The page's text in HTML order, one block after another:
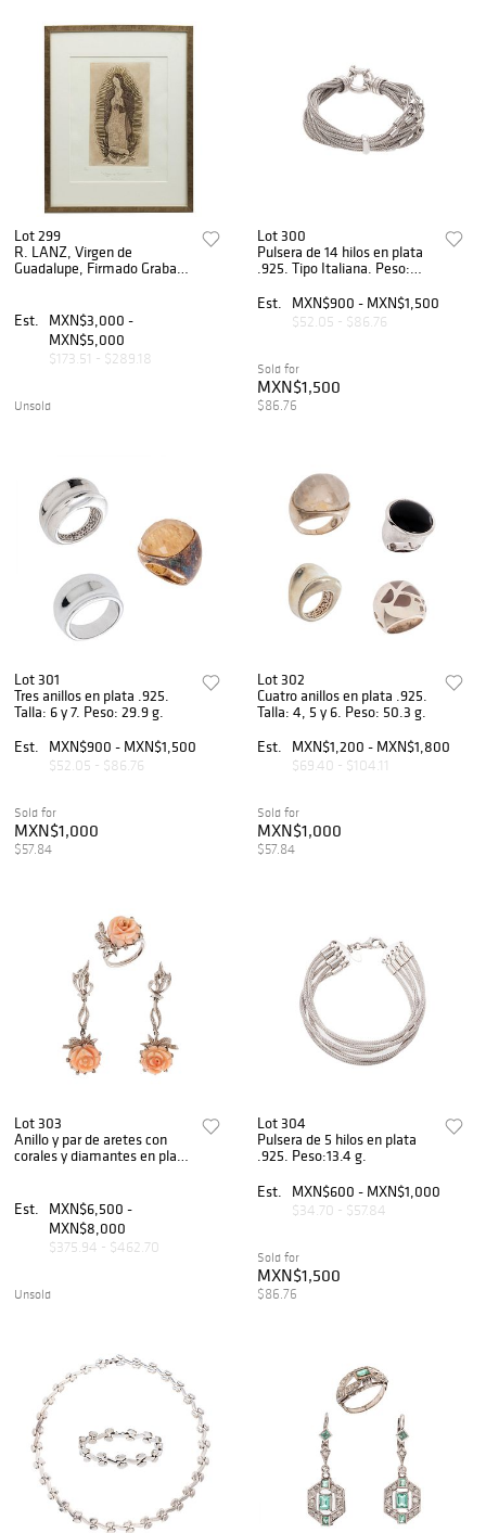
Lot 299
R. LANZ, Virgen de
Guadalupe, Firmado Grabado
Est.
MXN$3,000 -
MXN$5,000
$173.51 - $289.18
Unsold
Lot 300
Pulsera de 14 hilos en plata
.925. Tipo Italiana. Peso:
Est.
MXN$900 - MXN$1,500
$52.05 - $86.76
Sold for
MXN$1,500
$86.76
Lot 301
Tres anillos en plata .925.
Talla: 6 y 7. Peso: 29.9 g.
Est.
MXN$900 - MXN$1,500
$52.05 - $86.76
Sold for
MXN$1,000
$57.84
Lot 302
Cuatro anillos en plata .925.
Talla: 4, 5 y 6. Peso: 50.3 g.
Est.
MXN$1,200 - MXN$1,800
$69.40 - $104.11
Sold for
MXN$1,000
$57.84
Lot 303
Anillo y par de aretes con
corales y diamantes en plata
8. Talla:...
Est.
MXN$6,500 -
MXN$8,000
$375.94 - $462.70
Unsold
Lot 304
Pulsera de 5 hilos en plata
.925. Peso:13.4 g.
Est.
MXN$600 - MXN$1,000
$34.70 - $57.84
Sold for
MXN$1,500
$86.76